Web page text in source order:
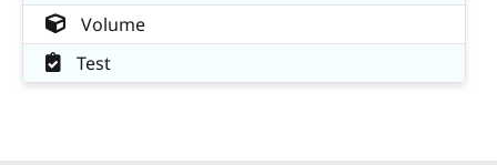
Volume
Test